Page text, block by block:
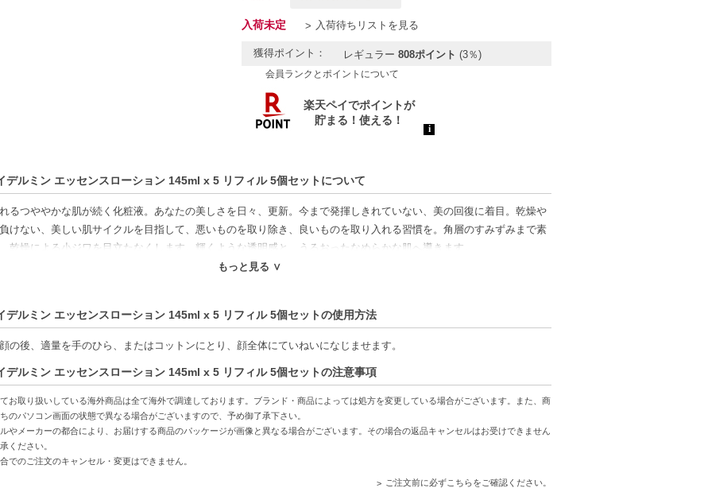
入荷未定 入荷待ちリストを見る
獲得ポイント： レギュラー 808ポイント (3％)
会員ランクとポイントについて
デルミン エッセンスローション 145ml x 5 リフィル 5個セットについて
るつややかな肌が続く化粧液。あなたの美しさを日々、更新。今まで発揮しきれていない、美の回復に着目。乾燥や
けない、美しい肌サイクルを目指して、悪いものを取り除き、良いものを取り入れる習慣を。角層のすみずみまで素
乾燥による小ジワを目立たなくします。輝くような透明感と、うるおったなめらかな肌へ導きます。
】
かり浸透-乾燥による小ジワを目立たなくし、なめらかな肌へ導く。
る-朝晩のスキンケアに最適で、季節を問わず大活躍。
おすすめ】
肌に悩む方
明感を求める方
もっと見る ∨
デルミン エッセンスローション 145ml x 5 リフィル 5個セットの使用方法
の後、適量を手のひら、またはコットンにとり、顔全体にていねいになじませます。
デルミン エッセンスローション 145ml x 5 リフィル 5個セットの注意事項
お取り扱いしている海外商品は全て海外で調達しております。ブランド・商品によっては処方を変更している場合がございます。また、商
のパソコン画面の状態で異なる場合がございますので、予め御了承下さい。
やメーカーの都合により、お届けする商品のパッケージが画像と異なる場合がございます。その場合の返品キャンセルはお受けできません
ください。
でのご注文のキャンセル・変更はできません。
ご注文前に必ずこちらをご確認ください。